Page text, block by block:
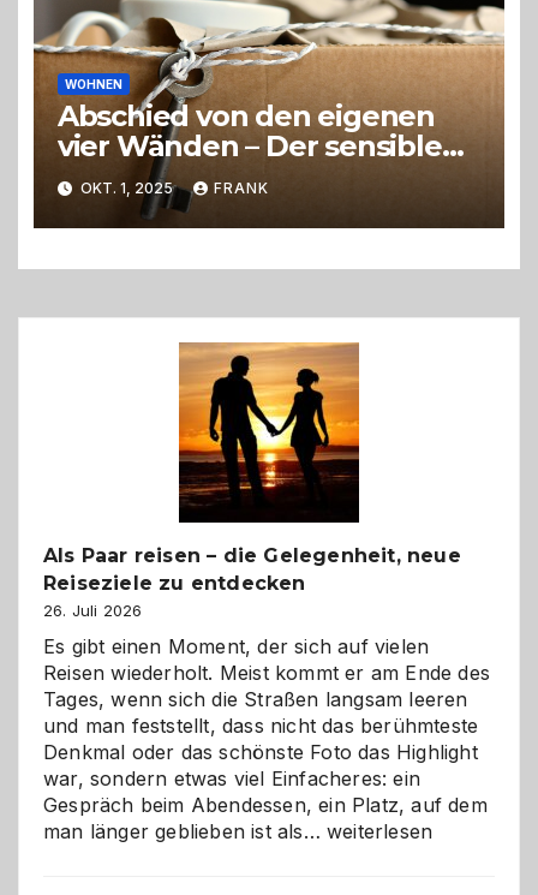
WOHNEN
Abschied von den eigenen
vier Wänden – Der sensible
Weg beim Umzug ins
Pflegeheim
OKT. 1, 2025 FRANK
Als Paar reisen – die Gelegenheit, neue
Reiseziele zu entdecken
26. Juli 2026
Es gibt einen Moment, der sich auf vielen
Reisen wiederholt. Meist kommt er am Ende des
Tages, wenn sich die Straßen langsam leeren
und man feststellt, dass nicht das berühmteste
Denkmal oder das schönste Foto das Highlight
war, sondern etwas viel Einfacheres: ein
Gespräch beim Abendessen, ein Platz, auf dem
man länger geblieben ist als… Als
weiterlesen